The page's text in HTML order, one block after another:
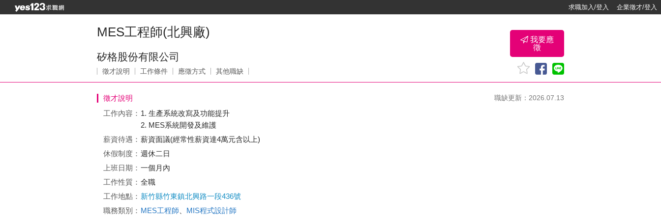
求職加入/登入 企業徵才/登入
MES工程師(北興廠)
矽格股份有限公司
徵才說明 工作條件 應徵方式 其他職缺
我要應
徵
徵才說明 職缺更新：2026.07.13
工作內容： 1. 生產系統改寫及功能提升
2. MES系統開發及維護
薪資待遇： 薪資面議(經常性薪資達4萬元含以上)
休假制度： 週休二日
上班日期： 一個月內
工作性質： 全職
工作地點： 新竹縣竹東鎮北興路一段436號
職務類別： MES工程師
MIS程式設計師